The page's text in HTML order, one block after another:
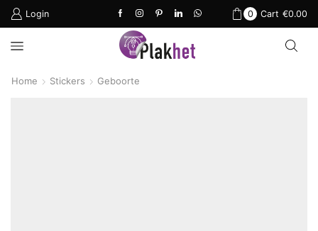
Login 0 Cart €0.00
Home Stickers Geboorte